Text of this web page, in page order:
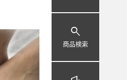
search
商品検索